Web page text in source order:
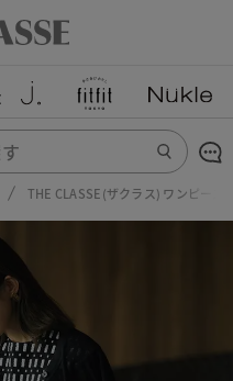
THE CLASSE(ザクラス) ワンピース